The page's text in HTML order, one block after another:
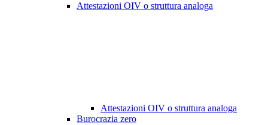
Attestazioni OIV o struttura analoga
Attestazioni OIV o struttura analoga
Burocrazia zero